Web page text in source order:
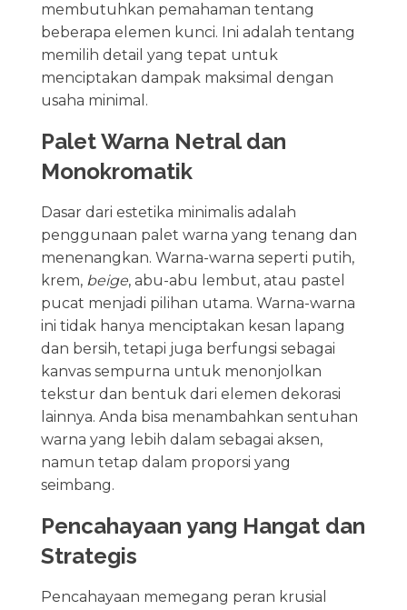
membutuhkan pemahaman tentang
beberapa elemen kunci. Ini adalah tentang
memilih detail yang tepat untuk
menciptakan dampak maksimal dengan
usaha minimal.
Palet Warna Netral dan
Monokromatik
Dasar dari estetika minimalis adalah
penggunaan palet warna yang tenang dan
menenangkan. Warna-warna seperti putih,
krem, beige, abu-abu lembut, atau pastel
pucat menjadi pilihan utama. Warna-warna
ini tidak hanya menciptakan kesan lapang
dan bersih, tetapi juga berfungsi sebagai
kanvas sempurna untuk menonjolkan
tekstur dan bentuk dari elemen dekorasi
lainnya. Anda bisa menambahkan sentuhan
warna yang lebih dalam sebagai aksen,
namun tetap dalam proporsi yang
seimbang.
Pencahayaan yang Hangat dan
Strategis
Pencahayaan memegang peran krusial